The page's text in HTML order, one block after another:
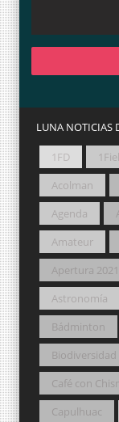
LUNA NOTICIAS
1FD
Acolman
Agenda
Amateur
Apertura 2021
Astronomía
Bádminton
Biodiversidad
Café con
Capulhuac